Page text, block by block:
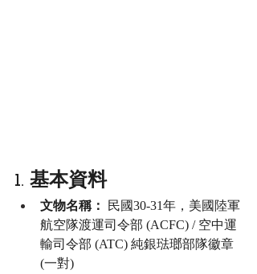
1. 基本資料
文物名稱：
民國30-31年，美國陸軍
航空隊渡運司令部 (ACFC) / 空中運
輸司令部 (ATC) 純銀琺瑯部隊徽章
(一對)